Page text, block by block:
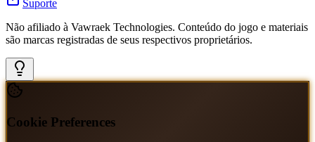
Suporte
Não afiliado à Vawraek Technologies. Conteúdo do jogo e materiais
são marcas registradas de seus respectivos proprietários.
Cookie Preferences